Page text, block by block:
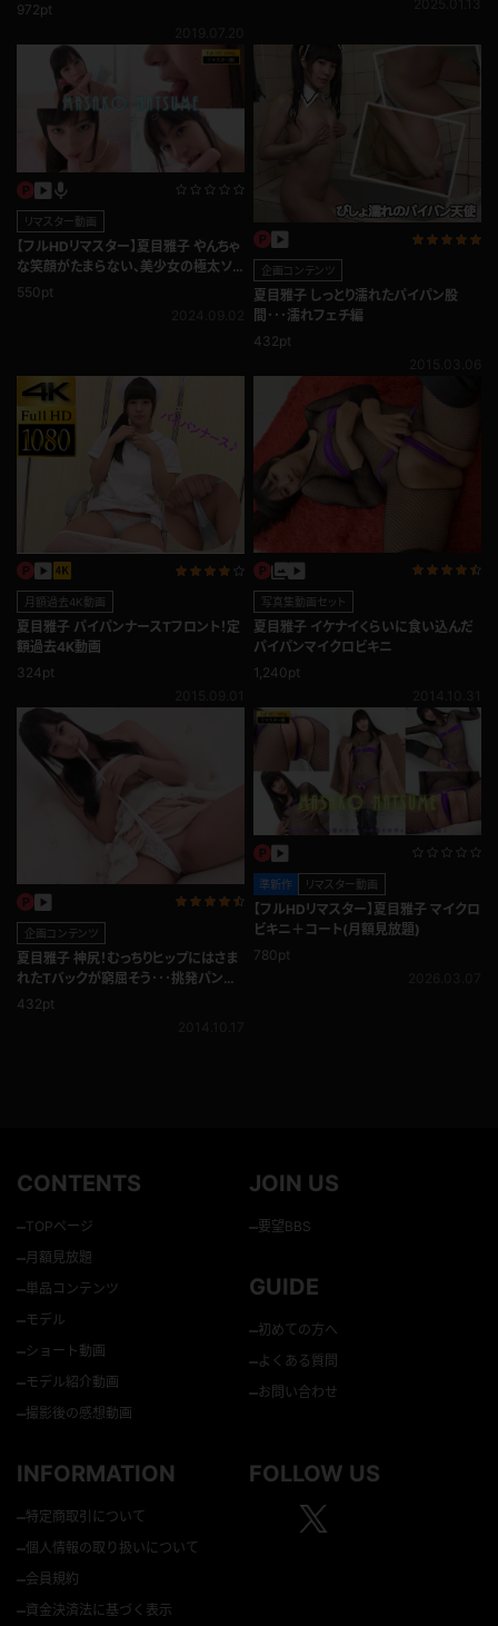
972pt
リマスター動画
【フルHDリマスター】夏目雅子 やんちゃ
な笑顔がたまらない、美少女の極太ソ
ーセージ舐め
550pt
企画コンテンツ
夏目雅子 しっとり濡れたパイパン股
間･･･濡れフェチ編
432pt
月額過去4K動画
夏目雅子 パイパンナースTフロント！定
額過去4K動画
324pt
写真集動画セット
夏目雅子 イケナイくらいに食い込んだ
パイパンマイクロビキニ
1,240pt
企画コンテンツ
夏目雅子 神尻！むっちりヒップにはさま
れたTバックが窮屈そう･･･挑発パンチ
ラ編
432pt
準新作 リマスター動画
【フルHDリマスター】夏目雅子 マイクロ
ビキニ＋コート(月額見放題)
780pt
CONTENTS
–TOPページ
– 月額見放題
–単品コンテンツ
–モデル
–ショート動画
–モデル紹介動画
–撮影後の感想動画
JOIN US
–要望BBS
GUIDE
–初めての方へ
–よくある質問
–お問い合わせ
INFORMATION
–特定商取引について
–個人情報の取り扱いについて
–会員規約
–資金決済法に基づく表示
FOLLOW US